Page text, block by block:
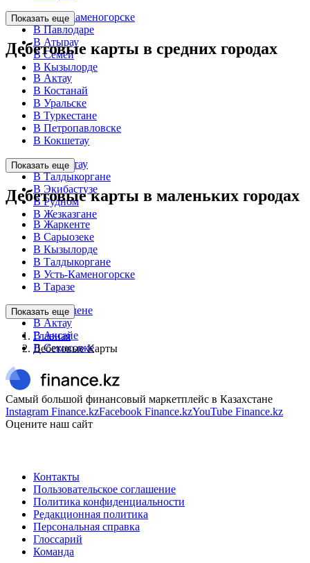
В Усть-Каменогорске
В Павлодаре
В Атырау
В Семей
В Кызылорде
Показать еще
Дебетовые карты в средних городах
В Актау
В Костанай
В Уральске
В Туркестане
В Петропавловске
В Кокшетау
В Темиртау
В Талдыкоргане
В Экибастузе
В Рудном
В Жезказгане
Показать еще
Дебетовые карты в маленьких городах
В Жаркенте
В Сарыозеке
В Кызылорде
В Талдыкоргане
В Усть-Каменогорске
В Таразе
В Каскелене
В Актау
В Аксайе
В Секисовке
Показать еще
Главная
Дебетовые Карты
Самый большой финансовый маркетплейс в Казахстане
Instagram Finance.kzFacebook Finance.kzYouTube Finance.kz
Оцените наш сайт
Контакты
Пользовательское соглашение
Политика конфиденциальности
Редакционная политика
Персональная справка
Глоссарий
Команда